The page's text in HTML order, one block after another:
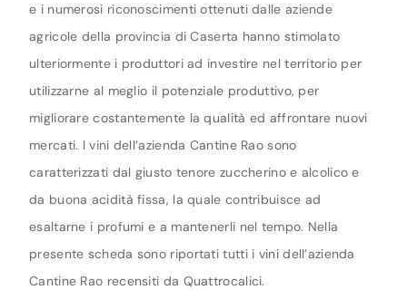
e i numerosi riconoscimenti ottenuti dalle aziende
agricole della provincia di Caserta hanno stimolato
ulteriormente i produttori ad investire nel territorio per
utilizzarne al meglio il potenziale produttivo, per
migliorare costantemente la qualità ed affrontare nuovi
mercati. I vini dell’azienda Cantine Rao sono
caratterizzati dal giusto tenore zuccherino e alcolico e
da buona acidità fissa, la quale contribuisce ad
esaltarne i profumi e a mantenerli nel tempo. Nella
presente scheda sono riportati tutti i vini dell’azienda
Cantine Rao recensiti da Quattrocalici.